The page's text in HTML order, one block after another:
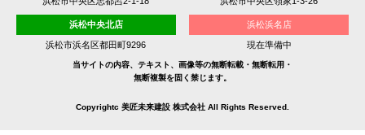
浜松中央北店
浜松市浜名区都田町9296
浜松浜名店
現在準備中
当サイトの内容、テキスト、画像等の無断転載・無断転用・
無断複製を固く禁じます。
Copyrightc 美匠未来建設 株式会社 All Rights Reserved.